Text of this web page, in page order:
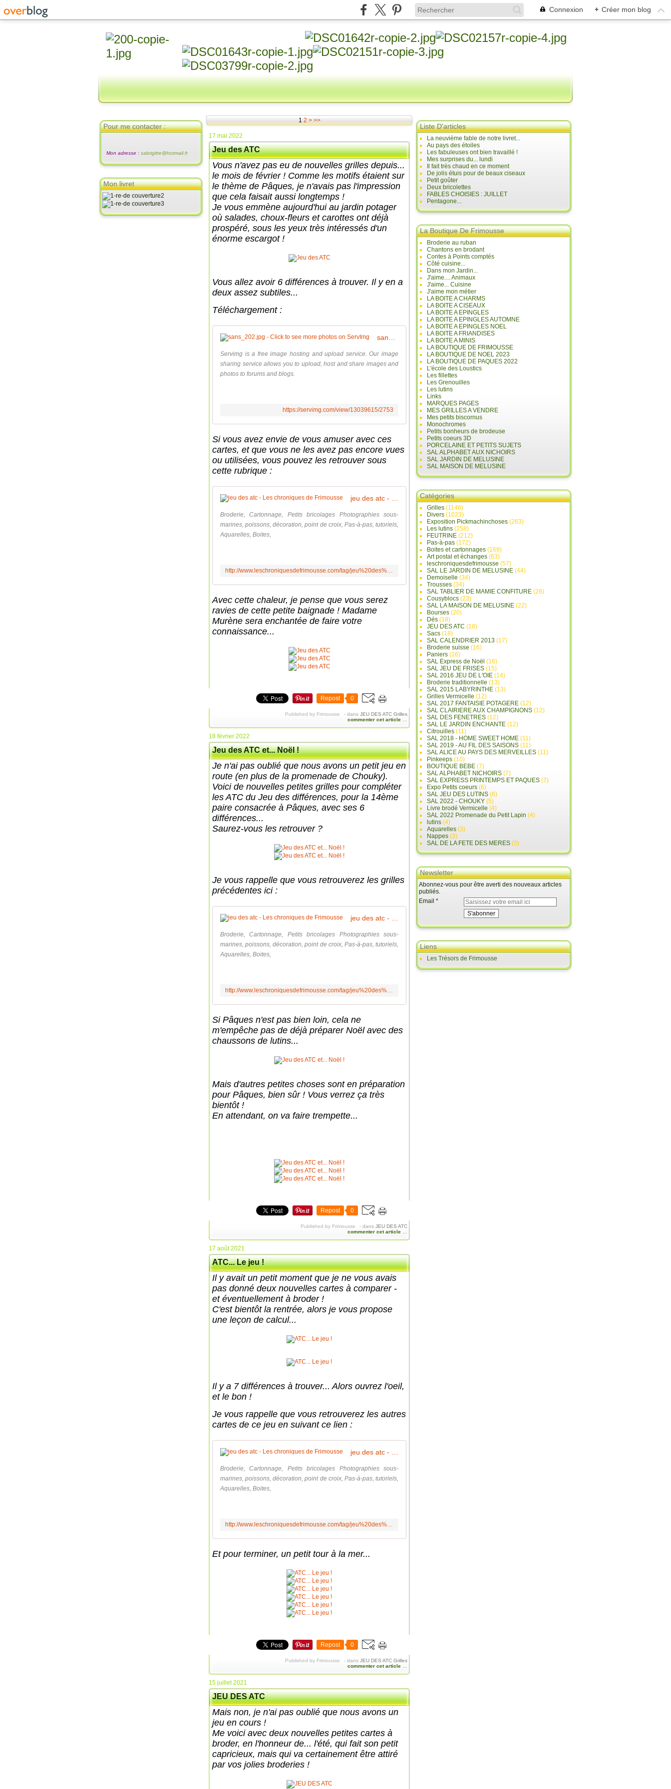
Connexion + Créer mon blog
Pour me contacter :
Mon adresse : sabrigitte@hotmail.fr
Mon livret
1 2 > >>
17 mai 2022
Jeu des ATC
Vous n'avez pas eu de nouvelles grilles depuis...
le mois de février ! Comme les motifs étaient sur
le thème de Pâques, je n'avais pas l'impression
que cela faisait aussi longtemps !
Je vous emmène aujourd'hui au jardin potager
où salades, choux-fleurs et carottes ont déjà
prospéré, sous les yeux très intéressés d'un
énorme escargot !
Vous allez avoir 6 différences à trouver. Il y en a
deux assez subtiles...
Téléchargement :
Servimg is a free image hosting and upload service. Our image
sharing service allows you to upload, host and share images and
photos to forums and blogs.
https://servimg.com/view/13039615/2753
Si vous avez envie de vous amuser avec ces
cartes, et que vous ne les avez pas encore vues
ou utilisées, vous pouvez les retrouver sous
cette rubrique :
Broderie, Cartonnage, Petits bricolages Photographies sous-
marines, poissons, décoration, point de croix, Pas-à-pas, tutoriels,
Aquarelles, Boites,
http://www.leschroniquesdefrimousse.com/tag/jeu%20des%20atc/
Avec cette chaleur, je pense que vous serez
ravies de cette petite baignade ! Madame
Murène sera enchantée de faire votre
connaissance...
Repost 0
Published by Frimousse - dans JEU DES ATC Grilles
commenter cet article
18 février 2022
Jeu des ATC et... Noël !
Je n'ai pas oublié que nous avons un petit jeu en
route (en plus de la promenade de Chouky).
Voici de nouvelles petites grilles pour compléter
les ATC du Jeu des différences, pour la 14ème
paire consacrée à Pâques, avec ses 6
différences...
Saurez-vous les retrouver ?
Je vous rappelle que vous retrouverez les grilles
précédentes ici :
Broderie, Cartonnage, Petits bricolages Photographies sous-
marines, poissons, décoration, point de croix, Pas-à-pas, tutoriels,
Aquarelles, Boites,
http://www.leschroniquesdefrimousse.com/tag/jeu%20des%20atc/
Si Pâques n'est pas bien loin, cela ne
m'empêche pas de déjà préparer Noël avec des
chaussons de lutins...
Mais d'autres petites choses sont en préparation
pour Pâques, bien sûr ! Vous verrez ça très
bientôt !
En attendant, on va faire trempette...
Repost 0
Published by Frimousse - dans JEU DES ATC
commenter cet article
17 août 2021
ATC... Le jeu !
Il y avait un petit moment que je ne vous avais
pas donné deux nouvelles cartes à comparer -
et éventuellement à broder !
C'est bientôt la rentrée, alors je vous propose
une leçon de calcul...
Il y a 7 différences à trouver... Alors ouvrez l'oeil,
et le bon !
Je vous rappelle que vous retrouverez les autres
cartes de ce jeu en suivant ce lien :
Broderie, Cartonnage, Petits bricolages Photographies sous-
marines, poissons, décoration, point de croix, Pas-à-pas, tutoriels,
Aquarelles, Boites,
http://www.leschroniquesdefrimousse.com/tag/jeu%20des%20atc/
Et pour terminer, un petit tour à la mer...
Repost 0
Published by Frimousse - dans JEU DES ATC Grilles
commenter cet article
15 juillet 2021
JEU DES ATC
Mais non, je n'ai pas oublié que nous avons un
jeu en cours !
Me voici avec deux nouvelles petites cartes à
broder, en l'honneur de... l'été, qui fait son petit
capricieux, mais qui va certainement être attiré
par vos jolies broderies !
Liste D'articles
La neuvième fable de notre livret...
Au pays des étoiles
Les fabuleuses ont bien travaillé !
Mes surprises du... lundi
Il fait très chaud en ce moment
De jolis étuis pour de beaux ciseaux
Petit goûter
Deux bricolettes
FABLES CHOISIES : JUILLET
Pentagone...
La Boutique De Frimousse
Broderie au ruban
Chantons en brodant
Contes à Points comptés
Côté cuisine...
Dans mon Jardin...
J'aime.... Animaux
J'aime... Cuisine
J'aime mon métier
LA BOITE A CHARMS
LA BOITE A CISEAUX
LA BOITE A EPINGLES
LA BOITE A EPINGLES AUTOMNE
LA BOITE A EPINGLES NOEL
LA BOITE A FRIANDISES
LA BOITE A MINIS
LA BOUTIQUE DE FRIMOUSSE
LA BOUTIQUE DE NOEL 2023
LA BOUTIQUE DE PAQUES 2022
L'école des Loustics
Les fillettes
Les Grenouilles
Les lutins
Links
MARQUES PAGES
MES GRILLES A VENDRE
Mes petits biscornus
Monochromes
Petits bonheurs de brodeuse
Petits coeurs 3D
PORCELAINE ET PETITS SUJETS
SAL ALPHABET AUX NICHOIRS
SAL JARDIN DE MELUSINE
SAL MAISON DE MELUSINE
Catégories
Grilles (1146)
Divers (1023)
Exposition Pickmachinchoses (263)
Les lutins (258)
FEUTRINE (212)
Pas-à-pas (172)
Boites et cartonnages (169)
Art postal et échanges (63)
leschroniquesdefrimousse (57)
SAL LE JARDIN DE MELUSINE (44)
Demoiselle (34)
Trousses (34)
SAL TABLIER DE MAMIE CONFITURE (28)
Cousyblocs (23)
SAL LA MAISON DE MELUSINE (22)
Bourses (20)
Dés (18)
JEU DES ATC (18)
Sacs (18)
SAL CALENDRIER 2013 (17)
Broderie suisse (16)
Paniers (16)
SAL Express de Noël (16)
SAL JEU DE FRISES (15)
SAL 2016 JEU DE L'OIE (14)
Broderie traditionnelle (13)
SAL 2015 LABYRINTHE (13)
Grilles Vermicelle (12)
SAL 2017 FANTAISIE POTAGERE (12)
SAL CLAIRIERE AUX CHAMPIGNONS (12)
SAL DES FENETRES (12)
SAL LE JARDIN ENCHANTE (12)
Citrouilles (11)
SAL 2018 - HOME SWEET HOME (11)
SAL 2019 - AU FIL DES SAISONS (11)
SAL ALICE AU PAYS DES MERVEILLES (11)
Pinkeeps (10)
BOUTIQUE BEBE (7)
SAL ALPHABET NICHOIRS (7)
SAL EXPRESS PRINTEMPS ET PAQUES (7)
Expo Petits coeurs (6)
SAL JEU DES LUTINS (6)
SAL 2022 - CHOUKY (5)
Livre brodé Vermicelle (4)
SAL 2022 Promenade du Petit Lapin (4)
lutins (4)
Aquarelles (3)
Nappes (3)
SAL DE LA FETE DES MERES (3)
Newsletter
Abonnez-vous pour être averti des nouveaux articles
publiés.
Email
Liens
Les Trésors de Frimousse